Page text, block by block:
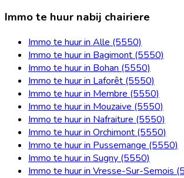
Immo te huur nabij chairiere
Immo te huur in Alle (5550)
Immo te huur in Bagimont (5550)
Immo te huur in Bohan (5550)
Immo te huur in Laforêt (5550)
Immo te huur in Membre (5550)
Immo te huur in Mouzaive (5550)
Immo te huur in Nafraiture (5550)
Immo te huur in Orchimont (5550)
Immo te huur in Pussemange (5550)
Immo te huur in Sugny (5550)
Immo te huur in Vresse-Sur-Semois